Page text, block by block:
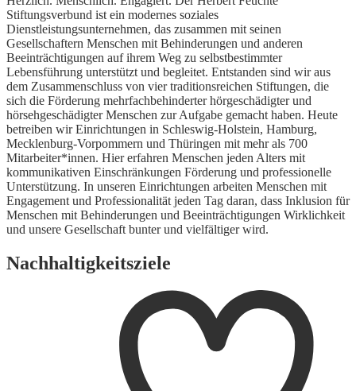
Stiftungsverbund ist ein modernes soziales
Dienstleistungsunternehmen, das zusammen mit seinen
Gesellschaftern Menschen mit Behinderungen und anderen
Beeinträchtigungen auf ihrem Weg zu selbstbestimmter
Lebensführung unterstützt und begleitet. Entstanden sind wir aus
dem Zusammenschluss von vier traditionsreichen Stiftungen, die
sich die Förderung mehrfachbehinderter hörgeschädigter und
hörsehgeschädigter Menschen zur Aufgabe gemacht haben. Heute
betreiben wir Einrichtungen in Schleswig-Holstein, Hamburg,
Mecklenburg-Vorpommern und Thüringen mit mehr als 700
Mitarbeiter*innen. Hier erfahren Menschen jeden Alters mit
kommunikativen Einschränkungen Förderung und professionelle
Unterstützung. In unseren Einrichtungen arbeiten Menschen mit
Engagement und Professionalität jeden Tag daran, dass Inklusion für
Menschen mit Behinderungen und Beeinträchtigungen Wirklichkeit
und unsere Gesellschaft bunter und vielfältiger wird.
Nachhaltigkeitsziele